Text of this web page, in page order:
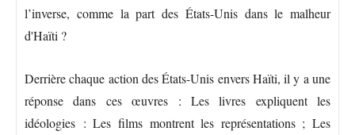
l’inverse, comme la part des États-Unis dans le malheur
d'Haïti ?
Derrière chaque action des États-Unis envers Haïti, il y a une
réponse dans ces œuvres : Les livres expliquent les
idéologies : Les films montrent les représentations ; Les